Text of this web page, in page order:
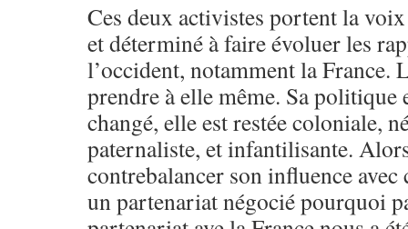
Ces deux activistes portent la
et déterminé à faire évoluer les
l’occident, notamment la France.
prendre à elle même. Sa politique
changé, elle est restée coloniale,
paternaliste, et infantilisante.
contrebalancer son influence avec
un partenariat négocié pourquoi